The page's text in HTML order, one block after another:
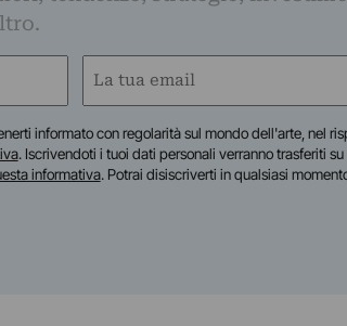
Email
informato con regolarità sul mondo dell'arte, nel
. Iscrivendoti i tuoi dati personali verranno trasferiti
informativa. Potrai disiscriverti in qualsiasi